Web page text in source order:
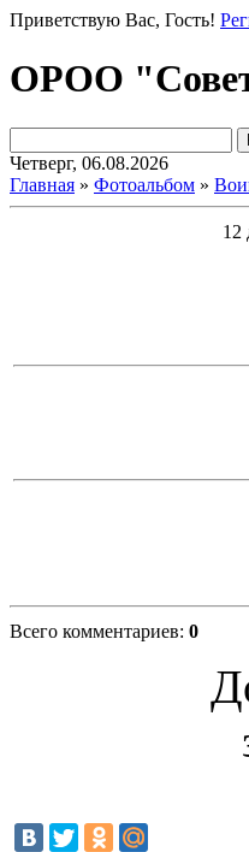
Приветствую Вас, Гость!
ОРОО "Совет
Четверг, 06.08.2026
Главная » Фотоальбом »
12
Всего комментариев: 0